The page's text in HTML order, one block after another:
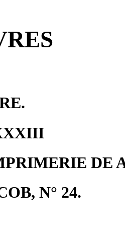
DE
N° 24.